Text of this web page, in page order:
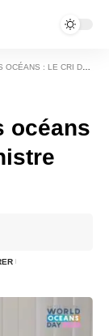
DE CŒUR DU MINISTRE TENGUE
océans